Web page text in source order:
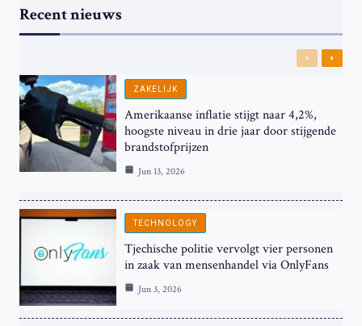
Recent nieuws
Previous
Next
ZAKELIJK
Amerikaanse inflatie stijgt naar 4,2%,
hoogste niveau in drie jaar door stijgende
brandstofprijzen
Jun 13, 2026
TECHNOLOGY
Tjechische politie vervolgt vier personen
in zaak van mensenhandel via OnlyFans
Jun 3, 2026